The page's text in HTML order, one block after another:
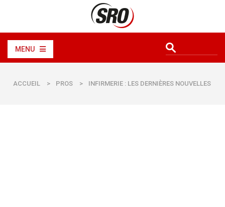
MENU
ACCUEIL > PROS > INFIRMERIE : LES DERNIÈRES NOUVELLES